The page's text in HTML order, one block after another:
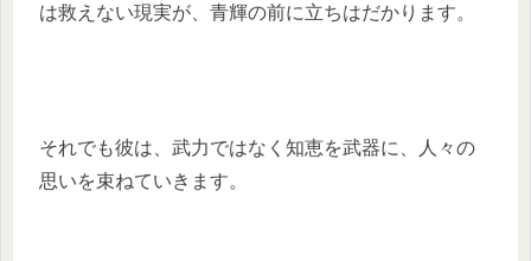
は救えない現実が、青輝の前に立ちはだかります。
それでも彼は、武力ではなく知恵を武器に、人々の
思いを束ねていきます。